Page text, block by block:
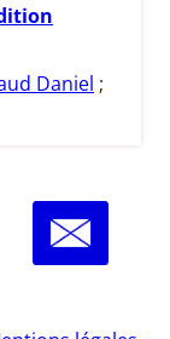
Daniel ;